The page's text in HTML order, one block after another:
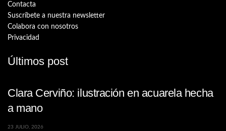
Contacta
Suscríbete a nuestra newsletter
Colabora con nosotros
Privacidad
Últimos post
Clara Cerviño: ilustración en acuarela hecha
a mano
23 JULIO, 2026